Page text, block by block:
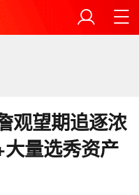
观望期追逐浓
量选秀资产